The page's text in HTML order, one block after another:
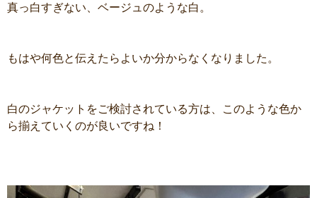
真っ白すぎない、ベージュのような白。
もはや何色と伝えたらよいか分からなくなりました。
白のジャケットをご検討されている方は、このような色か
ら揃えていくのが良いですね！